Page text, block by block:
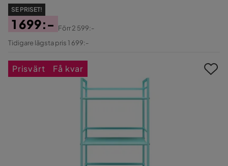
SE PRISET!
Pris
1 699:-
Original
Förr2 599:-
Tidigare lägsta pris 1 699:-
Prisvärt Få kvar